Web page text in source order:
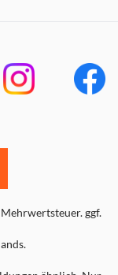
ggf.